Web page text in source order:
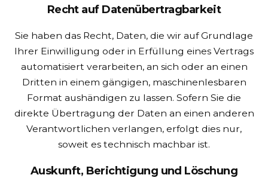
Recht auf Daten­übertrag­barkeit
Sie haben das Recht, Daten, die wir auf Grundlage
Ihrer Einwilligung oder in Erfüllung eines Vertrags
automatisiert verarbeiten, an sich oder an einen
Dritten in einem gängigen, maschinenlesbaren
Format aushändigen zu lassen. Sofern Sie die
direkte Übertragung der Daten an einen anderen
Verantwortlichen verlangen, erfolgt dies nur,
soweit es technisch machbar ist.
Auskunft, Berichtigung und Löschung